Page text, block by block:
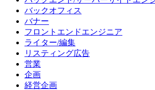
バックオフィス
バナー
フロントエンドエンジニア
ライター/編集
リスティング広告
営業
企画
経営企画